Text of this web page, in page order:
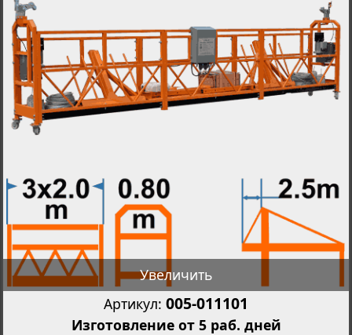
Увеличить
Артикул: 005-011101
Изготовление от 5 раб. дней